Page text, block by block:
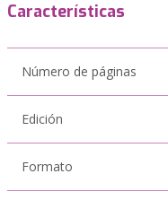
Características
Número de páginas
Edición
Formato